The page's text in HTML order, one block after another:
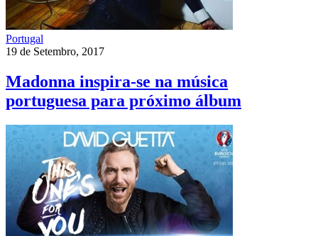
Portugal
19 de Setembro, 2017
Madonna inspira-se na música
portuguesa para próximo álbum